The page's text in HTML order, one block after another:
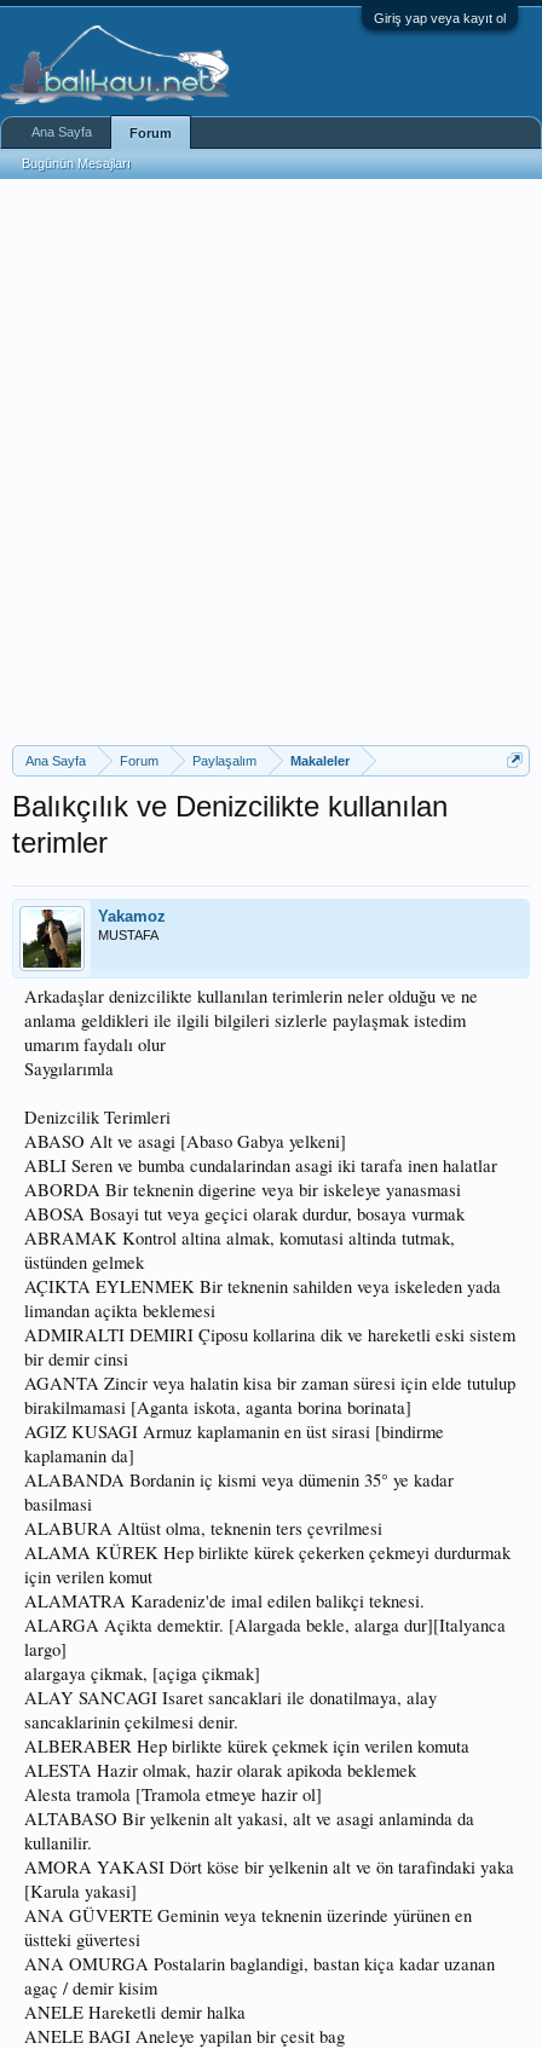
Giriş yap veya kayıt ol
Ana Sayfa Forum Paylaşalım Makaleler
Balıkçılık ve Denizcilikte kullanılan
terimler
Yakamoz
MUSTAFA
Arkadaşlar denizcilikte kullanılan terimlerin neler olduğu ve ne
anlama geldikleri ile ilgili bilgileri sizlerle paylaşmak istedim
umarım faydalı olur
Saygılarımla
Denizcilik Terimleri
ABASO Alt ve asagi [Abaso Gabya yelkeni]
ABLI Seren ve bumba cundalarindan asagi iki tarafa inen halatlar
ABORDA Bir teknenin digerine veya bir iskeleye yanasmasi
ABOSA Bosayi tut veya geçici olarak durdur, bosaya vurmak
ABRAMAK Kontrol altina almak, komutasi altinda tutmak,
üstünden gelmek
AÇIKTA EYLENMEK Bir teknenin sahilden veya iskeleden yada
limandan açikta beklemesi
ADMIRALTI DEMIRI Çiposu kollarina dik ve hareketli eski sistem
bir demir cinsi
AGANTA Zincir veya halatin kisa bir zaman süresi için elde tutulup
birakilmamasi [Aganta iskota, aganta borina borinata]
AGIZ KUSAGI Armuz kaplamanin en üst sirasi [bindirme
kaplamanin da]
ALABANDA Bordanin iç kismi veya dümenin 35° ye kadar
basilmasi
ALABURA Altüst olma, teknenin ters çevrilmesi
ALAMA KÜREK Hep birlikte kürek çekerken çekmeyi durdurmak
için verilen komut
ALAMATRA Karadeniz'de imal edilen balikçi teknesi.
ALARGA Açikta demektir. [Alargada bekle, alarga dur][Italyanca
largo]
alargaya çikmak, [açiga çikmak]
ALAY SANCAGI Isaret sancaklari ile donatilmaya, alay
sancaklarinin çekilmesi denir.
ALBERABER Hep birlikte kürek çekmek için verilen komuta
ALESTA Hazir olmak, hazir olarak apikoda beklemek
Alesta tramola [Tramola etmeye hazir ol]
ALTABASO Bir yelkenin alt yakasi, alt ve asagi anlaminda da
kullanilir.
AMORA YAKASI Dört köse bir yelkenin alt ve ön tarafindaki yaka
[Karula yakasi]
ANA GÜVERTE Geminin veya teknenin üzerinde yürünen en
üstteki güvertesi
ANA OMURGA Postalarin baglandigi, bastan kiça kadar uzanan
agaç / demir kisim
ANELE Hareketli demir halka
ANELE BAGI Aneleye yapilan bir çesit bag
Ana Sayfa Forum
Bugünün Mesajları